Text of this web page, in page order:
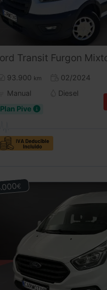
Transit Furgon Mixto L4H3 170CV (2024) – 6 Plazas
93.900 km
02/2024
Manual
Diesel
Plan Pive
€